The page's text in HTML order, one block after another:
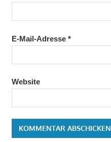
E-Mail-Adresse *
Website